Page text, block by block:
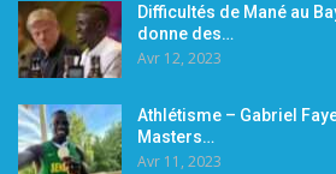
Difficultés de Mané au
donne des…
Avr 12, 2023
Athlétisme – Gabriel
Masters…
Avr 11, 2023